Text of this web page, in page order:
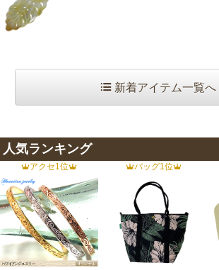
新着アイテム一覧へ
人気ランキング
アクセ1位 バッグ1位